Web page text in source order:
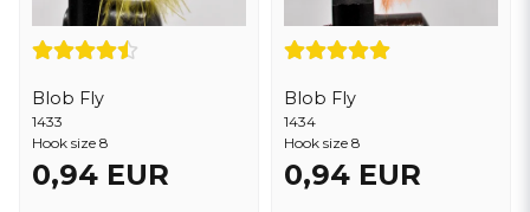
Blob Fly
1433
Hook size 8
0,94 EUR
Blob Fly
1434
Hook size 8
0,94 EUR